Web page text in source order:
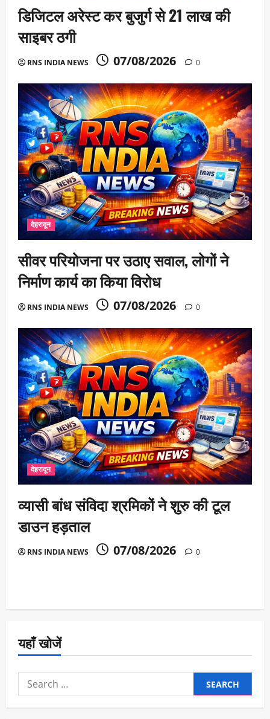
डिजिटल अरेस्ट कर बुजुर्ग से 21 लाख की
साइबर ठगी
RNS INDIA NEWS 07/08/2026 0
देहरादून
सीवर परियोजना पर उठाए सवाल, लोगों ने
निर्माण कार्य का किया विरोध
RNS INDIA NEWS 07/08/2026 0
देहरादून
व्यासी बांध संविदा श्रमिकों ने शुरु की टूल
डाउन हड़ताल
RNS INDIA NEWS 07/08/2026 0
यहाँ खोजें
Search
for: